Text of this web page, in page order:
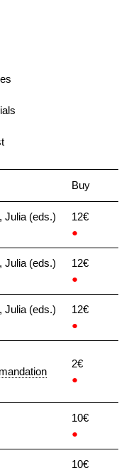
Buy
Julia (eds.)
12€
●
Julia (eds.)
12€
●
Julia (eds.)
12€
●
2€
●
10€
●
10€